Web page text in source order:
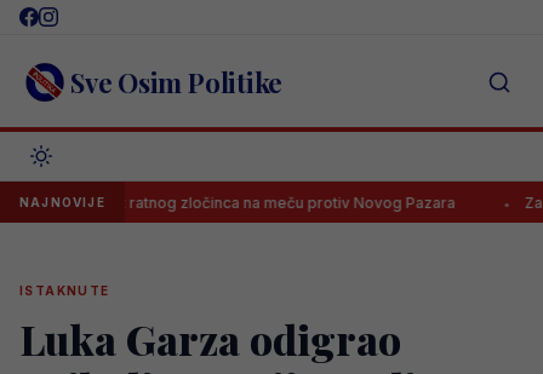
Skip
content Sve Osim Politike
NAJNOVIJE
čast ratnog zločinca na meču protiv Novog Pazara Zašto su
ISTAKNUTE
Luka Garza odigrao